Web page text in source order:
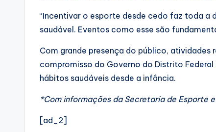
“Incentivar o esporte desde cedo faz toda a
saudável. Eventos como esse são
Com grande presença do público, atividades
compromisso do Governo do Distrito
hábitos saudáveis desde a infância.
*Com informações da Secretaria de Esporte
[ad_2]